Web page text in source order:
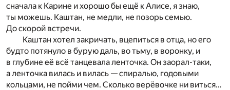
сначала к Карине и хорошо бы ещё к Алисе, я знаю,
ты можешь. Каштан, не медли, не позорь семью.
До скорой встречи.
Каштан хотел закричать, вцепиться в отца, но его
будто потянуло в бурую даль, во тьму, в воронку, и
в глубине её всё танцевала ленточка. Он заорал-таки,
а ленточка вилась и вилась — спиралью, годовыми
кольцами, не пойми чем. Сколько верёвочке ни виться…